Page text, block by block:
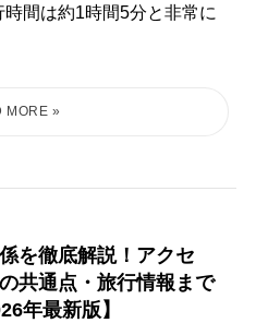
間は約1時間5分と非常に
を徹底解説！アクセ
共通点・旅行情報まで
年最新版】